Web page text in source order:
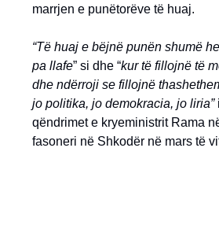
marrjen e punëtorëve të huaj.
“Të huaj e bëjnë punën shumë
pa llafe” si dhe “kur të fillojnë të
dhe ndërroji se fillojnë
jo politika, jo demokracia, jo liria”
qëndrimet e kryeministrit Rama
fasoneri në Shkodër në mars të